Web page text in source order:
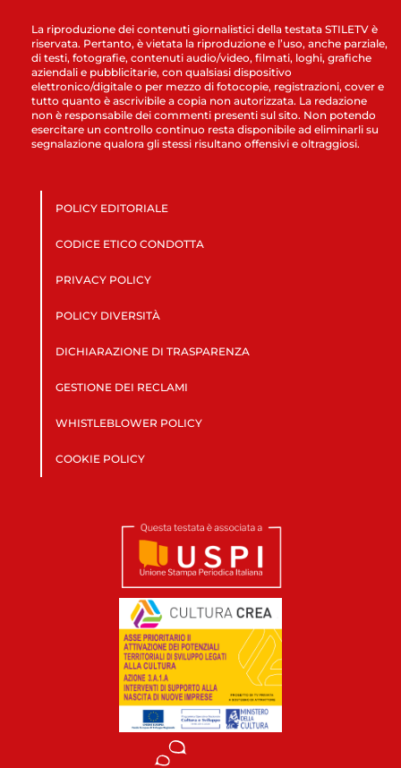
La riproduzione dei contenuti giornalistici della testata STILETV è
riservata. Pertanto, è vietata la riproduzione e l’uso, anche parziale,
di testi, fotografie, contenuti audio/video, filmati, loghi, grafiche
aziendali e pubblicitarie, con qualsiasi dispositivo
elettronico/digitale o per mezzo di fotocopie, registrazioni, cover e
tutto quanto è ascrivibile a copia non autorizzata. La redazione
non è responsabile dei commenti presenti sul sito. Non potendo
esercitare un controllo continuo resta disponibile ad eliminarli su
segnalazione qualora gli stessi risultano offensivi e oltraggiosi.
POLICY EDITORIALE
CODICE ETICO CONDOTTA
PRIVACY POLICY
POLICY DIVERSITÀ
DICHIARAZIONE DI TRASPARENZA
GESTIONE DEI RECLAMI
WHISTLEBLOWER POLICY
COOKIE POLICY